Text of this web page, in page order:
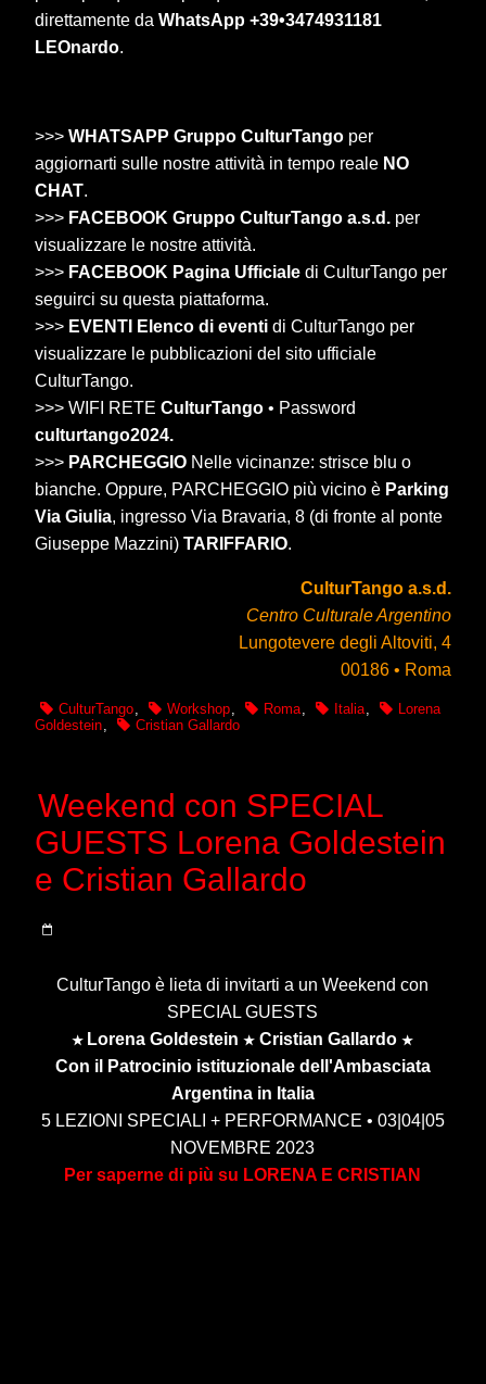
direttamente da WhatsApp +39•3474931181
LEOnardo.
>>>WHATSAPP Gruppo CulturTango per
aggiornarti sulle nostre attività in tempo reale NO
CHAT.
>>> FACEBOOK Gruppo CulturTango a.s.d. per
visualizzare le nostre attività.
>>> FACEBOOK Pagina Ufficiale di CulturTango per
seguirci su questa piattaforma.
>>> EVENTI Elenco di eventi di CulturTango per
visualizzare le pubblicazioni del sito ufficiale
CulturTango.
>>> WIFI RETECulturTango • Password
culturtango2024.
>>> PARCHEGGIO Nelle vicinanze: strisce blu o
bianche. Oppure, PARCHEGGIO più vicino è Parking
Via Giulia, ingresso Via Bravaria, 8 (di fronte al ponte
Giuseppe Mazzini)TARIFFARIO.
CulturTango a.s.d.
Centro Culturale Argentino
Lungotevere degli Altoviti, 4
00186 • Roma
CulturTango, Workshop, Roma, Italia,
Lorena
Goldestein, Cristian Gallardo
Weekend con SPECIAL
GUESTS Lorena Goldestein
e Cristian Gallardo
CulturTango è lieta di invitarti a un Weekend con
SPECIAL GUESTS
★ Lorena Goldestein★ Cristian Gallardo★
Con il Patrocinio istituzionale dell'Ambasciata
Argentina in Italia
5 LEZIONI SPECIALI + PERFORMANCE • 03|04|05
NOVEMBRE 2023
Per saperne di più su LORENA E CRISTIAN